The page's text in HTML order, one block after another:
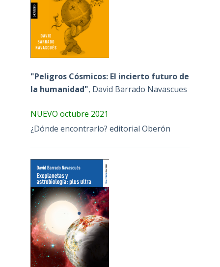
"Peligros Cósmicos: El incierto futuro de
la humanidad", David Barrado Navascues
NUEVO octubre 2021
¿Dónde encontrarlo? editorial Oberón